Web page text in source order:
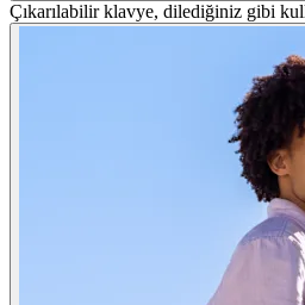
Çıkarılabilir klavye, dilediğiniz gibi